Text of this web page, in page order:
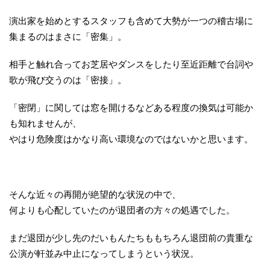
演出家を始めとするスタッフも含めて大勢が一つの稽古場に
集まるのはまさに「密集」。
相手と触れ合ってお芝居やダンスをしたり至近距離で台詞や
歌が飛び交うのは「密接」。
「密閉」に関しては窓を開けるなどある程度の換気は可能か
も知れませんが、
やはり危険度はかなり高い環境なのではないかと思います。
そんな近々の再開が絶望的な状況の中で、
何よりも心配していたのが退団者の方々の処遇でした。
まだ退団が少し先のだいもんたちももちろん退団前の貴重な
公演が軒並み中止になってしまうという状況。